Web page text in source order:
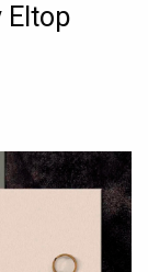
Eltop